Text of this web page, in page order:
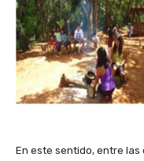
En este sentido, entre